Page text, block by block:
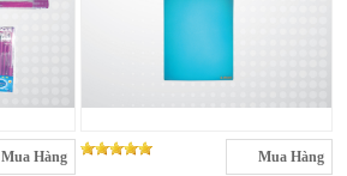
Mua Hàng Mua Hàng